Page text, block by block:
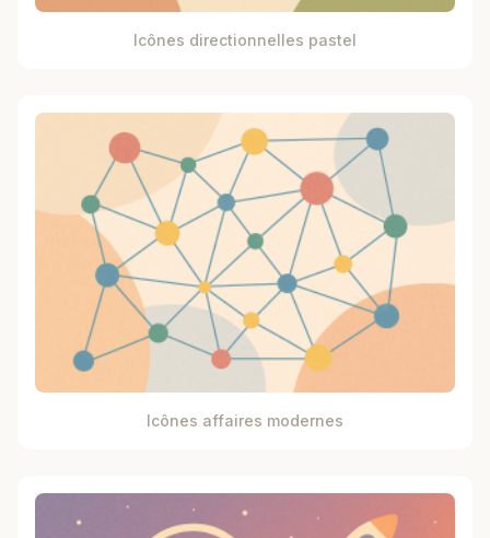
Icônes directionnelles pastel
Icônes affaires modernes